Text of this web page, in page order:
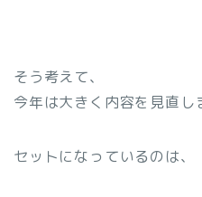
そう考えて、
今年は大きく内容を見直し
セットになっているのは、